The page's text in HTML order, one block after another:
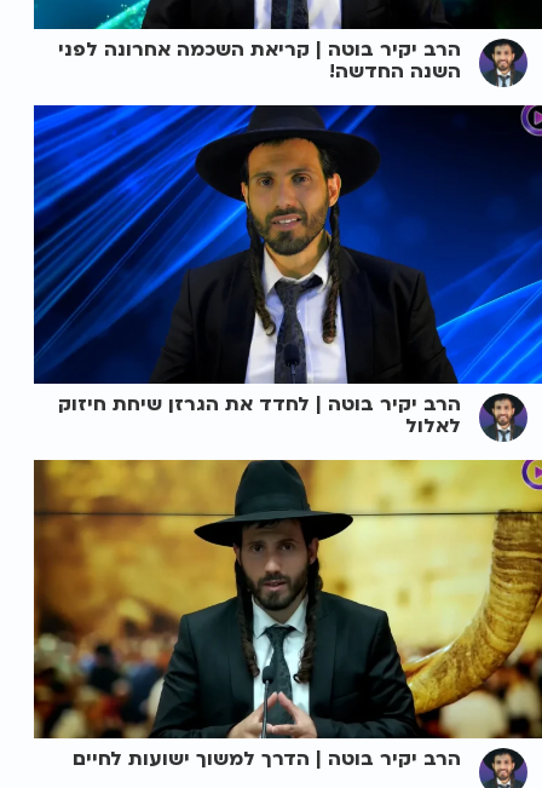
הרב יקיר בוטה | קריאת השכמה אחרונה לפני
השנה החדשה!
הרב יקיר בוטה | לחדד את הגרזן שיחת חיזוק
לאלול
הרב יקיר בוטה | הדרך למשוך ישועות לחיים